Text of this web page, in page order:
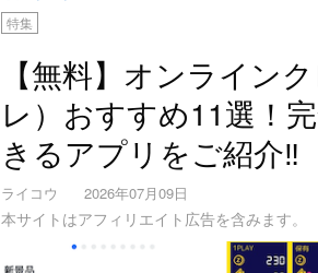
特集
【無料】オンライン
レ）おすすめ11選！
きるアプリをご紹介‼︎
ライコウ 2026年07月09日
本サイトはアフィリエイト広告を含みます。